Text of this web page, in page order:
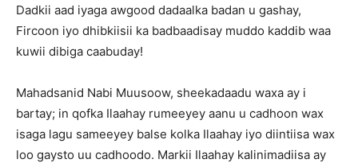
Dadkii aad iyaga awgood dadaalka badan u gashay,
Fircoon iyo dhibkiisii ka badbaadisay muddo kaddib waa
kuwii dibiga caabuday!
Mahadsanid Nabi Muusoow, sheekadaadu waxa ay i
bartay; in qofka Ilaahay rumeeyey aanu u cadhoon wax
isaga lagu sameeyey balse kolka Ilaahay iyo diintiisa wax
loo gaysto uu cadhoodo. Markii Ilaahay kalinimadiisa ay